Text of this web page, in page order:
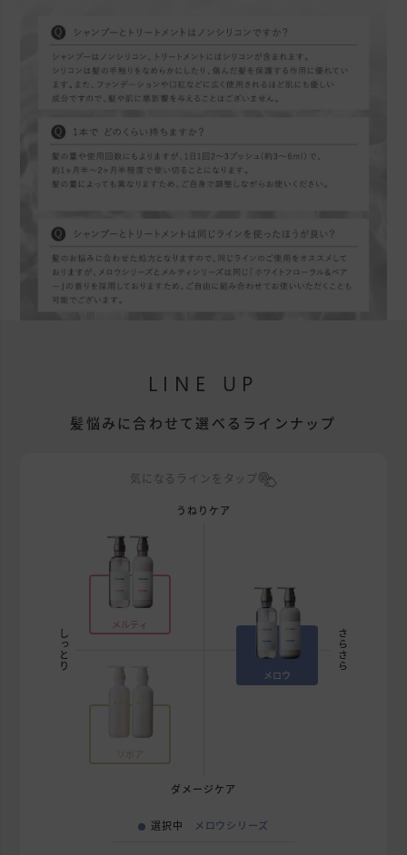
LINE UP
髪悩みに合わせて選べるラインナップ
気になるラインをタップ
うねりケア
しっとり さらさら
ダメージケア
メルティ
メロウ
リポア
選択中 メロウシリーズ